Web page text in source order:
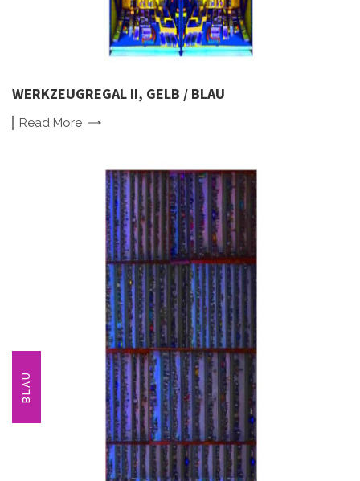
WERKZEUGREGAL II, GELB / BLAU
Read More
BLAU